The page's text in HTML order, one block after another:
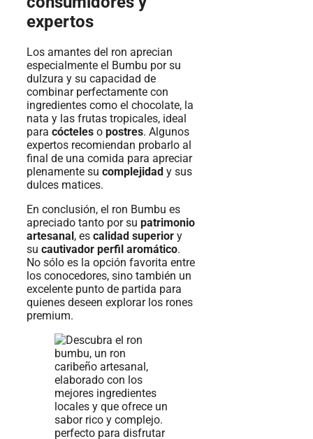
expertos
Los amantes del ron aprecian
especialmente el Bumbu por su
dulzura y su capacidad de
combinar perfectamente con
ingredientes como el chocolate, la
nata y las frutas tropicales, ideal
para cócteles o postres. Algunos
expertos recomiendan probarlo al
final de una comida para apreciar
plenamente su complejidad y sus
dulces matices.
En conclusión, el ron Bumbu es
apreciado tanto por su patrimonio
artesanal, es calidad superior y
su cautivador perfil aromático.
No sólo es la opción favorita entre
los conocedores, sino también un
excelente punto de partida para
quienes deseen explorar los rones
premium.